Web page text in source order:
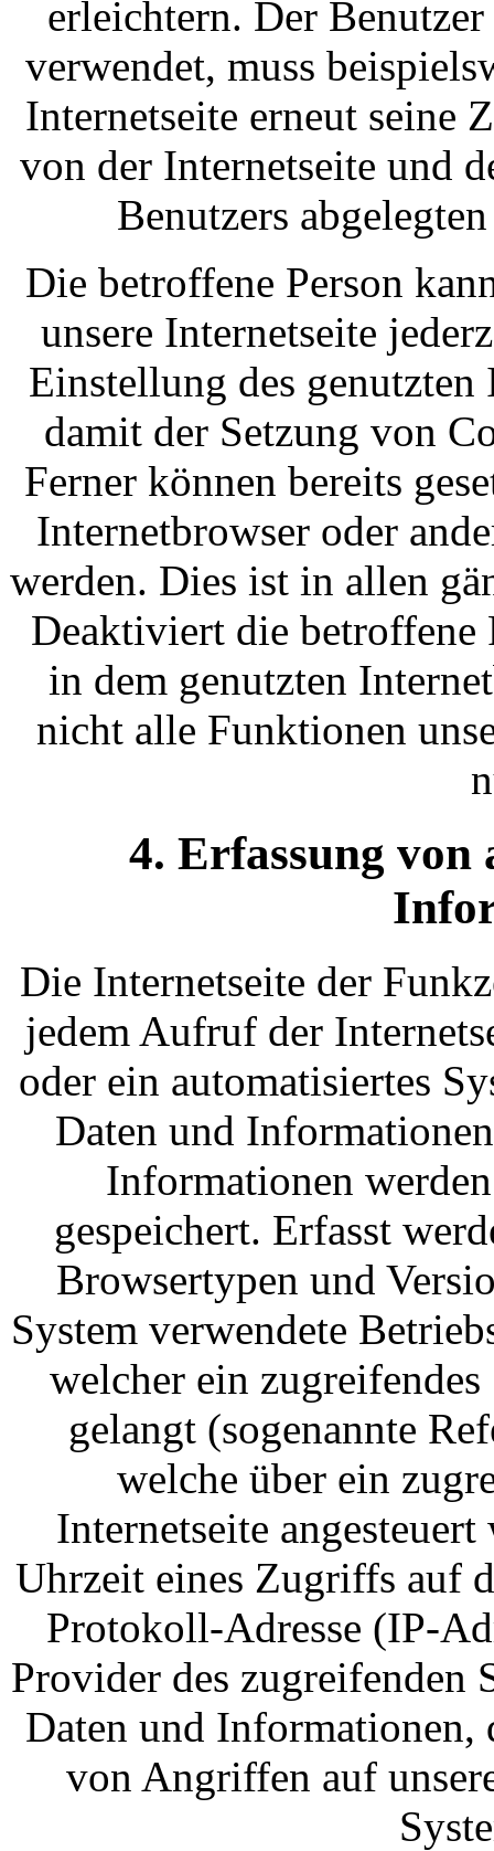
erleichtern. Der
verwendet, muss
Internetseite erneut seine
von der Internetseite und
Benutzers
Die betroffene Person
unsere Internetseite
Einstellung des
damit der Setzung von
Ferner können bereits
Internetbrowser oder
werden. Dies ist in allen
Deaktiviert die betroffene
in dem genutzten
nicht alle Funktionen
4. Erfassung von
Die Internetseite der
jedem Aufruf der
oder ein automatisiertes
Daten und
Informationen
gespeichert. Erfasst
Browsertypen und
System verwendete
welcher ein
gelangt (sogenannte
welche über ein
Internetseite
Uhrzeit eines Zugriffs auf
Protokoll-Adresse (IP-
Provider des zugreifenden
Daten und Informationen,
von Angriffen auf